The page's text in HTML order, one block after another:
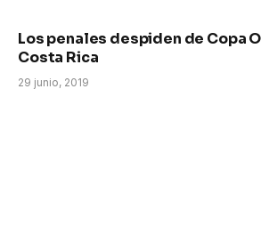
Los penales despiden de Copa
Costa Rica
29 junio, 2019